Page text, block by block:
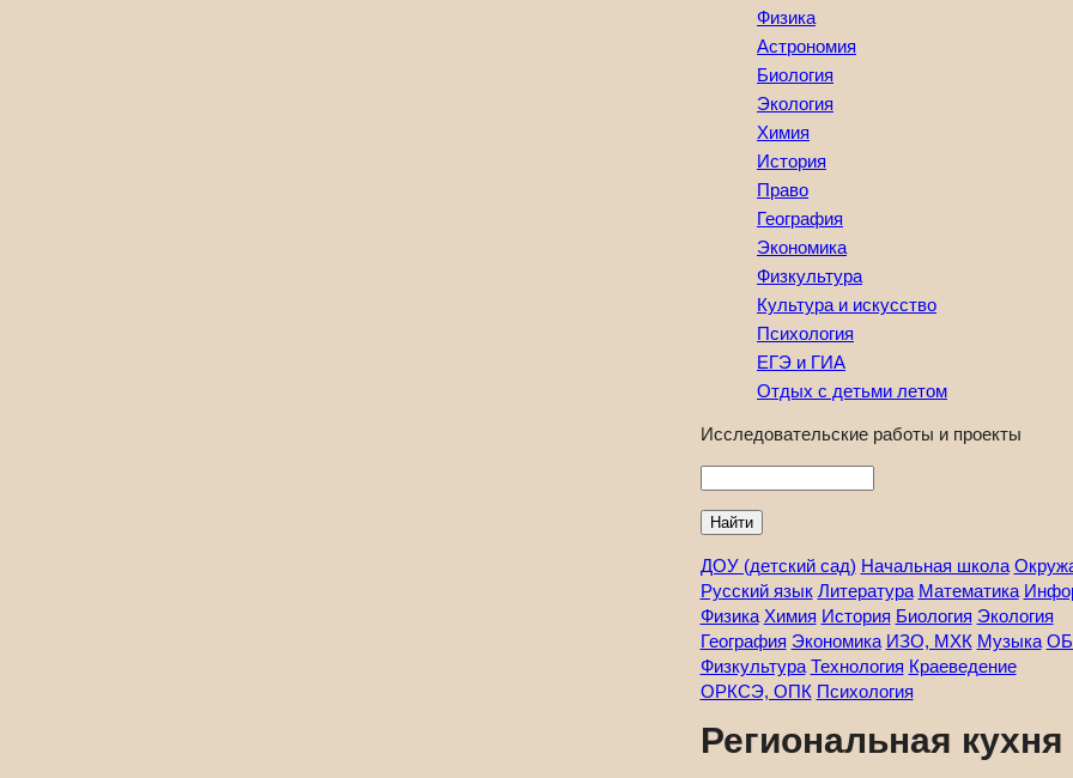
Физика
Астрономия
Биология
Экология
Химия
История
Право
География
Экономика
Физкультура
Культура и искусство
Психология
ЕГЭ и ГИА
Отдых с детьми летом
Исследовательские работы и проекты
ДОУ (детский сад) Начальная школа
Русский язык Литература Математика
Физика Химия История Биология Экология
География Экономика ИЗО, МХК Музыка
Физкультура Технология Краеведение
ОРКСЭ, ОПК Психология
Региональная